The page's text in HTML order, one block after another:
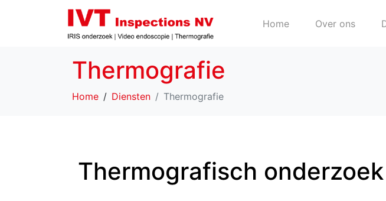
Home Over ons
Thermografie
Home Diensten Thermografie
Thermografisch onderzoek